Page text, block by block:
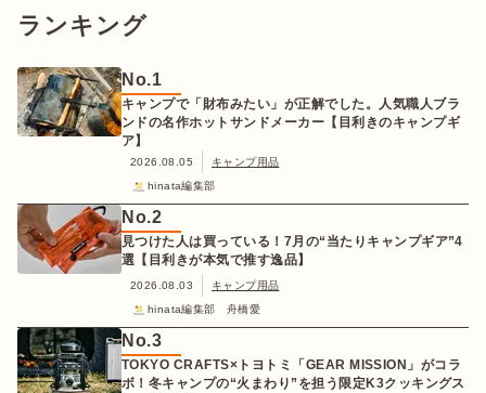
ランキング
No.1
キャンプで「財布みたい」が正解でした。人気職人ブラ
ンドの名作ホットサンドメーカー【目利きのキャンプギ
ア】
2026.08.05
キャンプ用品
hinata編集部
No.2
見つけた人は買っている！7月の“当たりキャンプギア”4
選【目利きが本気で推す逸品】
2026.08.03
キャンプ用品
hinata編集部 舟橋愛
No.3
TOKYO CRAFTS×トヨトミ「GEAR MISSION」がコラ
ボ！冬キャンプの“火まわり”を担う限定K3クッキングス